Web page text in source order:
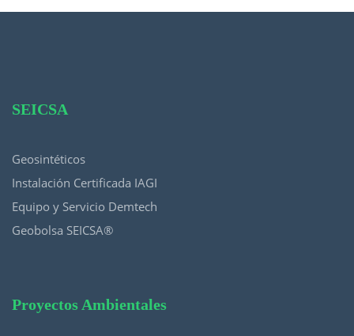
SEICSA
Geosintéticos
Instalación Certificada IAGI
Equipo y Servicio Demtech
Geobolsa SEICSA®
Proyectos Ambientales